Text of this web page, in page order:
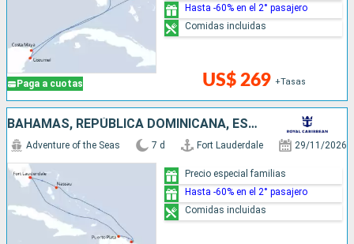
Paga a cuotas US$ 269 +Tasas
Hasta -60% en el 2° pasajero
Comidas incluidas
BAHAMAS, REPÚBLICA DOMINICANA, ESTADOS UNIDOS
Adventure of the Seas 7 d Fort Lauderdale 29/11/2026
Precio especial familias
Hasta -60% en el 2° pasajero
Comidas incluidas